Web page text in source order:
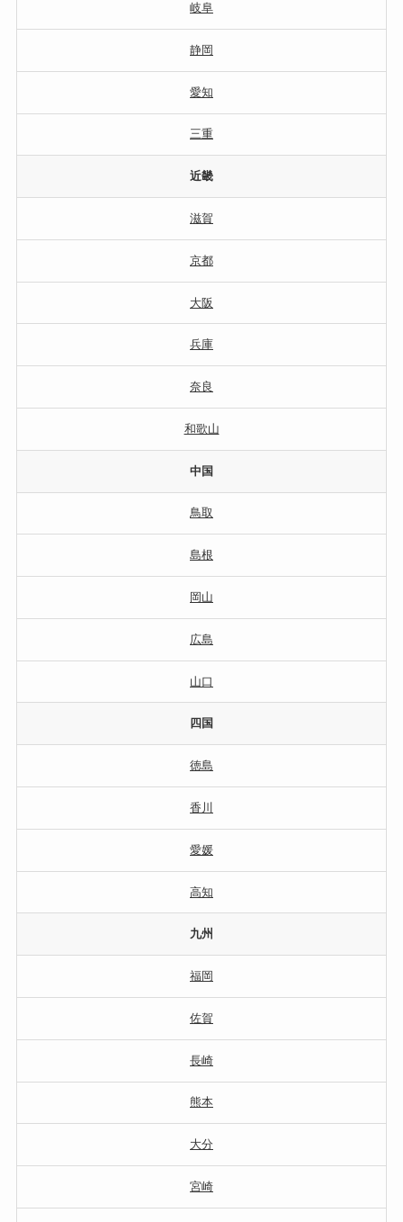
岐阜
静岡
愛知
三重
近畿
滋賀
京都
大阪
兵庫
奈良
和歌山
中国
鳥取
島根
岡山
広島
山口
四国
徳島
香川
愛媛
高知
九州
福岡
佐賀
長崎
熊本
大分
宮崎